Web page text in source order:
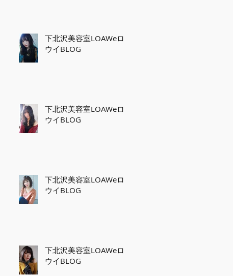
下北沢美容室LOAWeロ
ウイBLOG
下北沢美容室LOAWeロ
ウイBLOG
下北沢美容室LOAWeロ
ウイBLOG
下北沢美容室LOAWeロ
ウイBLOG